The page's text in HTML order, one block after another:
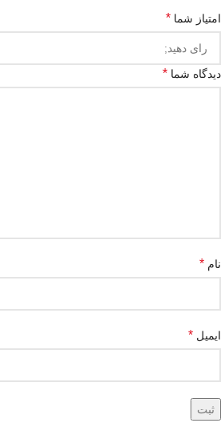
امتیاز شما *
دیدگاه شما *
نام *
ایمیل *